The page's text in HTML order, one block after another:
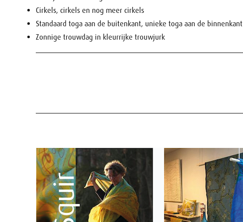
Cirkels, cirkels en nog meer cirkels
Standaard toga aan de buitenkant, unieke toga aan de binnenkant
Zonnige trouwdag in kleurrijke trouwjurk